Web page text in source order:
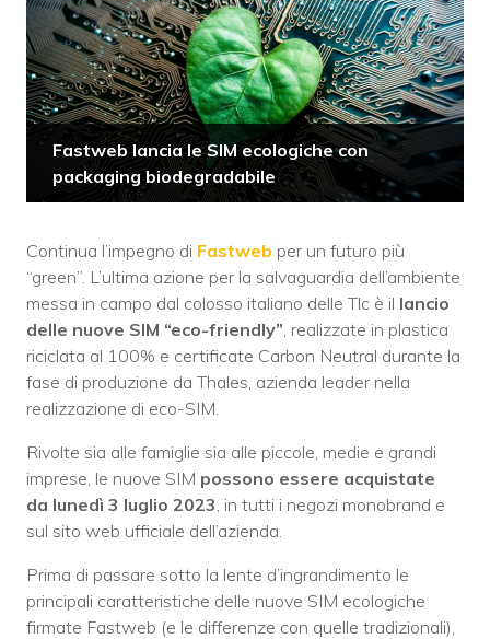
Fastweb lancia le SIM ecologiche con
packaging biodegradabile
Continua l’impegno di Fastweb per un futuro più
“green”. L’ultima azione per la salvaguardia dell’ambiente
messa in campo dal colosso italiano delle Tlc è il lancio
delle nuove SIM “eco-friendly”, realizzate in plastica
riciclata al 100% e certificate Carbon Neutral durante la
fase di produzione da Thales, azienda leader nella
realizzazione di eco-SIM.
Rivolte sia alle famiglie sia alle piccole, medie e grandi
imprese, le nuove SIM possono essere acquistate
da lunedì 3 luglio 2023, in tutti i negozi monobrand e
sul sito web ufficiale dell’azienda.
Prima di passare sotto la lente d’ingrandimento le
principali caratteristiche delle nuove SIM ecologiche
firmate Fastweb (e le differenze con quelle tradizionali),